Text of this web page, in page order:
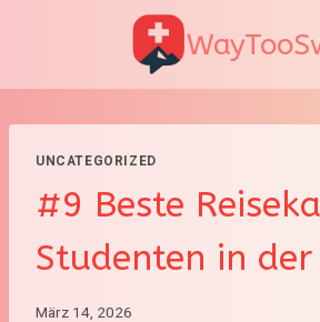
UNCATEGORIZED
#9 Beste
Studenten in der
März 14, 2026